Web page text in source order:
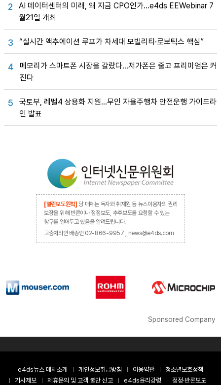
2
AI 데이터센터의 미래, 왜 지금 CPO인가…e4ds EEWebinar 7
월21일 개최
3 “실시간 액추에이션 루프가 차세대 모빌리티·로보틱스 핵심”
4
메모리가 스마트폰 시장을 갈랐다…저가폰은 줄고 프리미엄은 커
진다
5
국토부, 레벨4 상용화 지원…무인 자율주행차 안전운행 가이드라
인 발표
[열린보도원칙] 당 매체는 독자와 취재원 등 뉴스이용자의 권리
보장을 위해 반론이나 정정보도, 추후보도를 요청할 수 있는
창구를 열어두고 있음을 알려드립니다.
고충처리인 배종인 02-866-9957 , news@e4ds.com
Sponsored Company
e4ds뉴스 매체소개 개인정보취급방침 이용약관
청소년보호정책
기사제보
제휴문의 및 고객 불만 신고 e4ds윤리강령 정정·반론보도